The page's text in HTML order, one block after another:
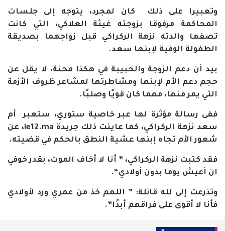
وتعبيرا على ذلك كان لمجرد، يتوجه إلى جلسات
المحاكمة مرفوقا بزوجته غيثة العلاكي، التي كانت
تصفها والدته نزهة الركراكي قبل زواجهما بصديقة
الطفولة الوفية لإبنها سعد.
بيد أن دعم الزوجة والحبيبة في هكذا محنة، لا يقل عن
حجم دعم الأم لإبنها ومشاطرتها لمشاعر ظروف الأزمة
التي يمر منها، مهما كان قويًا وصلبًا.
ففى رسالة مؤثرة لها عبر خاصية ستوري، ستعبر أم
سعد نزهة الركراكي، كما عاينت ذلك جريدة
، عن
شعور الأم تجاه إبنها عشية النطق بالحكم في قضيته.
فقد كتبت نزهة الركراكي، ” أنا لا أخاف الموت، بقدر خوفي
ان أعيش يوما بدون أولادي“.
وتذرعت إلى لله قائلة: ” اللهم خذ من عمري ورد لأولادي
فأنا لا أقوى على فراقهم أبدًا”.